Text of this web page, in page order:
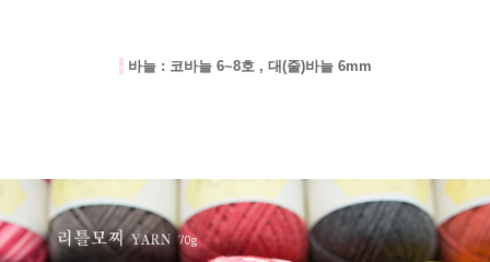
-바늘 : 코바늘 6~8호 , 대(줄)바늘 6mm